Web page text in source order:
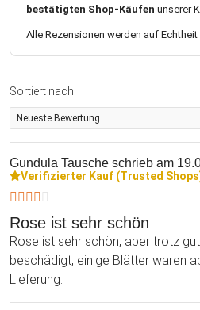
bestätigten Shop-Käufen unserer
Alle Rezensionen werden auf Echtheit
Sortiert nach
Gundula Tausche schrieb am
Verifizierter Kauf (Trusted
Rose ist sehr schön
Rose ist sehr schön, aber trotz
beschädigt, einige Blätter waren
Lieferung.